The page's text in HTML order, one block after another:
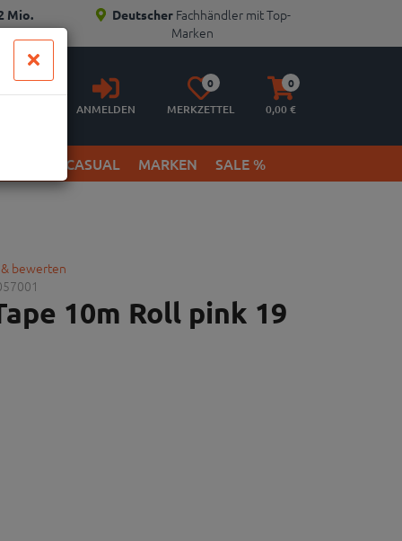
Mio. Deutscher Fachhändler mit Top-
Marken
Anmelden
ANMELDEN
Merkzettel
aufklappen
0
MERKZETTEL
Warenkorb
aufklappen
0
0,00 €
& CASUAL MARKEN SALE %
bewerten
10m Roll pink 19